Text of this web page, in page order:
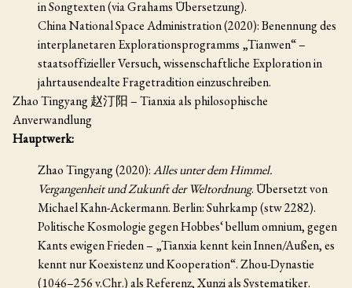
in Songtexten (via Grahams Übersetzung).
China National Space Administration (2020): Benennung des
interplanetaren Explorationsprogramms „Tianwen“ –
staatsoffizieller Versuch, wissenschaftliche Exploration in
jahrtausendealte Fragetradition einzuschreiben.
Zhao Tingyang 赵汀阳 – Tianxia als philosophische
Anverwandlung
Hauptwerk:
Zhao Tingyang (2020):Alles unter dem Himmel.
Vergangenheit und Zukunft der Weltordnung. Übersetzt von
Michael Kahn-Ackermann. Berlin: Suhrkamp (stw 2282).
Politische Kosmologie gegen Hobbes‘ bellum omnium, gegen
Kants ewigen Frieden – „Tianxia kennt kein Innen/Außen, es
kennt nur Koexistenz und Kooperation“. Zhou-Dynastie
(1046–256 v.Chr.) als Referenz, Xunzi als Systematiker.